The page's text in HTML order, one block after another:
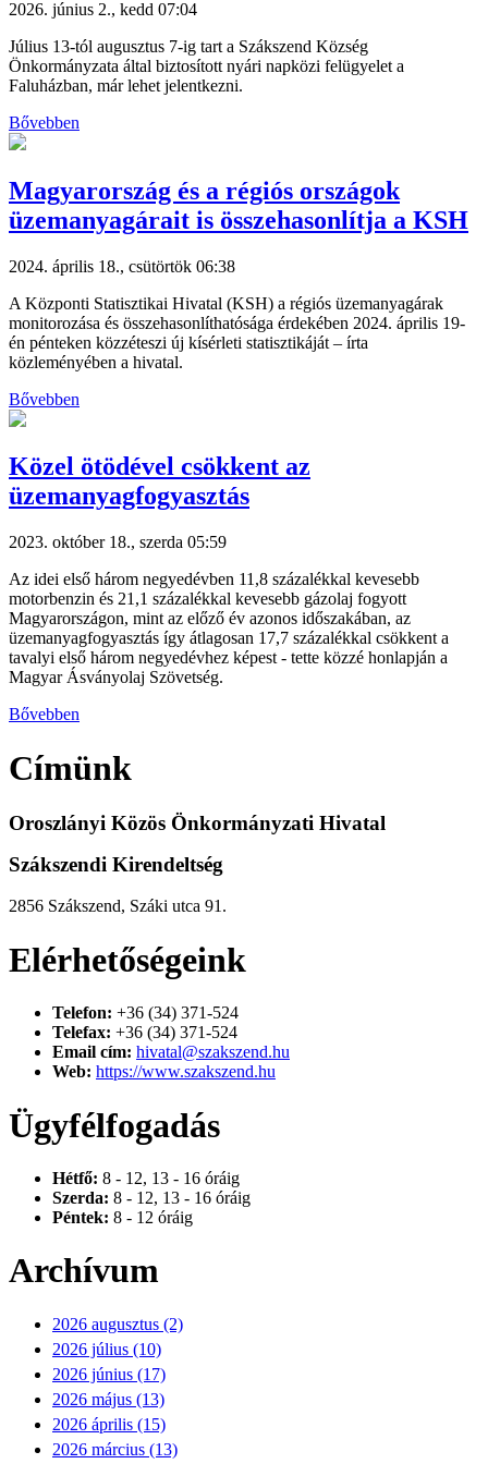
2026. június 2., kedd 07:04
Július 13-tól augusztus 7-ig tart a Szákszend Község
Önkormányzata által biztosított nyári napközi felügyelet a
Faluházban, már lehet jelentkezni.
Bővebben
Magyarország és a régiós országok
üzemanyagárait is összehasonlítja a KSH
2024. április 18., csütörtök 06:38
A Központi Statisztikai Hivatal (KSH) a régiós üzemanyagárak
monitorozása és összehasonlíthatósága érdekében 2024. április 19-
én pénteken közzéteszi új kísérleti statisztikáját – írta
közleményében a hivatal.
Bővebben
Közel ötödével csökkent az
üzemanyagfogyasztás
2023. október 18., szerda 05:59
Az idei első három negyedévben 11,8 százalékkal kevesebb
motorbenzin és 21,1 százalékkal kevesebb gázolaj fogyott
Magyarországon, mint az előző év azonos időszakában, az
üzemanyagfogyasztás így átlagosan 17,7 százalékkal csökkent a
tavalyi első három negyedévhez képest - tette közzé honlapján a
Magyar Ásványolaj Szövetség.
Bővebben
Címünk
Oroszlányi Közös Önkormányzati Hivatal
Szákszendi Kirendeltség
2856 Szákszend, Száki utca 91.
Elérhetőségeink
Telefon: +36 (34) 371-524
Telefax: +36 (34) 371-524
Email cím: hivatal@szakszend.hu
Web: https://www.szakszend.hu
Ügyfélfogadás
Hétfő: 8 - 12, 13 - 16 óráig
Szerda: 8 - 12, 13 - 16 óráig
Péntek: 8 - 12 óráig
Archívum
2026 augusztus (2)
2026 július (10)
2026 június (17)
2026 május (13)
2026 április (15)
2026 március (13)